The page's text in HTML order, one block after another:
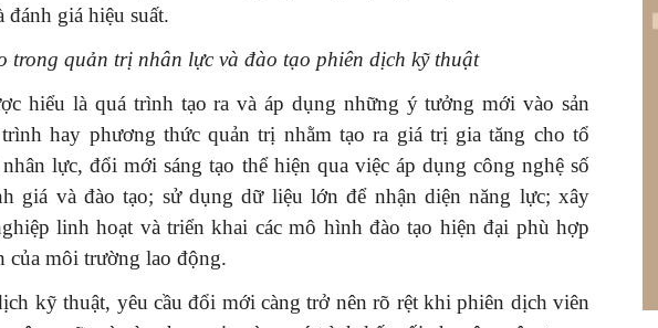
đánh giá hiệu suất.
trong quản trị nhân lực và đào tạo phiên dịch kỹ thuật
hiểu là quá trình tạo ra và áp dụng những ý tưởng mới vào sản
hay phương thức quản trị nhằm tạo ra giá trị gia tăng cho tổ
lực, đổi mới sáng tạo thể hiện qua việc áp dụng công nghệ số
giá và đào tạo; sử dụng dữ liệu lớn để nhận diện năng lực; xây
linh hoạt và triển khai các mô hình đào tạo hiện đại phù hợp
của môi trường lao động.
kỹ thuật, yêu cầu đổi mới càng trở nên rõ rệt khi phiên dịch viên